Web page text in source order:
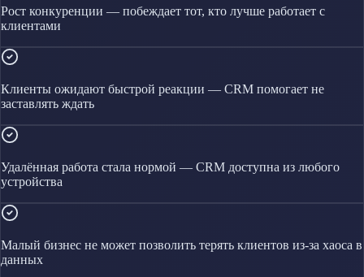
Рост конкуренции — побеждает тот, кто лучше работает с
клиентами
Клиенты ожидают быстрой реакции — CRM помогает не
заставлять ждать
Удалённая работа стала нормой — CRM доступна из любого
устройства
Малый бизнес не может позволить терять клиентов из-за хаоса в
данных